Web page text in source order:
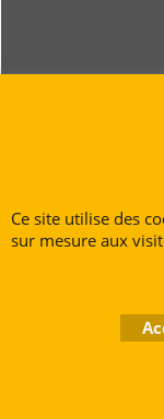
Au
Ce site utilise des
sur mesure aux